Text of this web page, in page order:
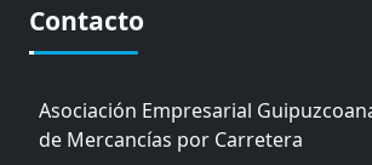
Contacto
Asociación Empresarial
de Mercancías por Carretera